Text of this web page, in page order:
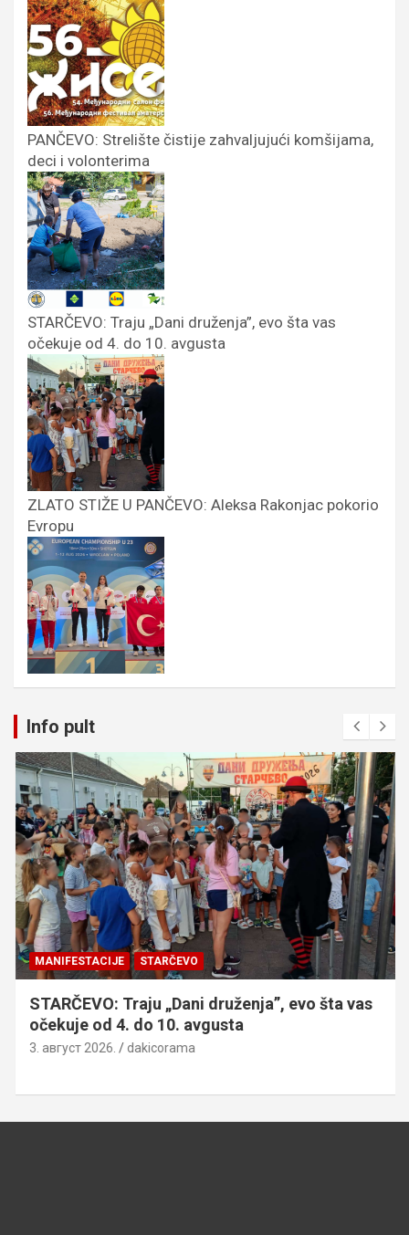
PANČEVO: Strelište čistije zahvaljujući komšijama,
deci i volonterima
STARČEVO: Traju „Dani druženja”, evo šta vas
očekuje od 4. do 10. avgusta
ZLATO STIŽE U PANČEVO: Aleksa Rakonjac pokorio
Evropu
Info pult
MANIFESTACIJE STARČEVO
STARČEVO: Traju „Dani druženja”, evo šta vas
očekuje od 4. do 10. avgusta
3. август 2026. dakicorama